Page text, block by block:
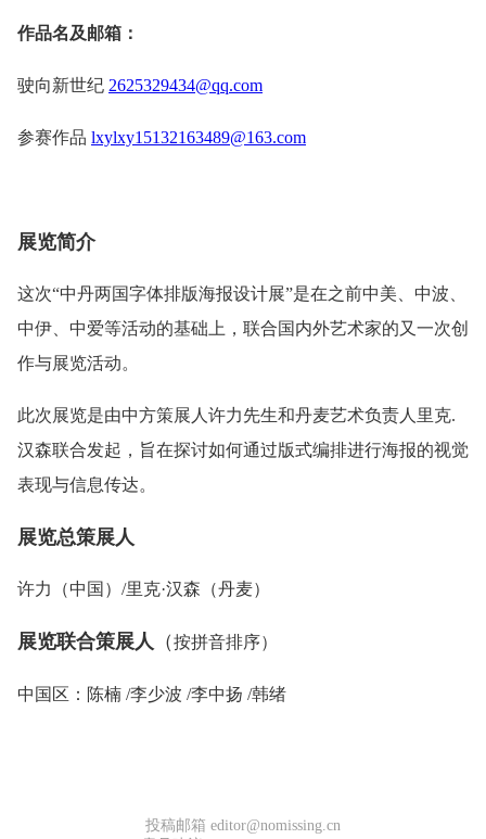
作品名及邮箱：
驶向新世纪 2625329434@qq.com
参赛作品 lxylxy15132163489@163.com
展览简介
这次“中丹两国字体排版海报设计展”是在之前中美、中波、
中伊、中爱等活动的基础上，联合国内外艺术家的又一次创
作与展览活动。
此次展览是由中方策展人许力先生和丹麦艺术负责人里克.
汉森联合发起，旨在探讨如何通过版式编排进行海报的视觉
表现与信息传达。
展览总策展人
许力（中国）/里克·汉森（丹麦）
展览联合策展人 （按拼音排序）
中国区：陈楠 /李少波 /李中扬 /韩绪
投稿邮箱 editor@nomissing.cn